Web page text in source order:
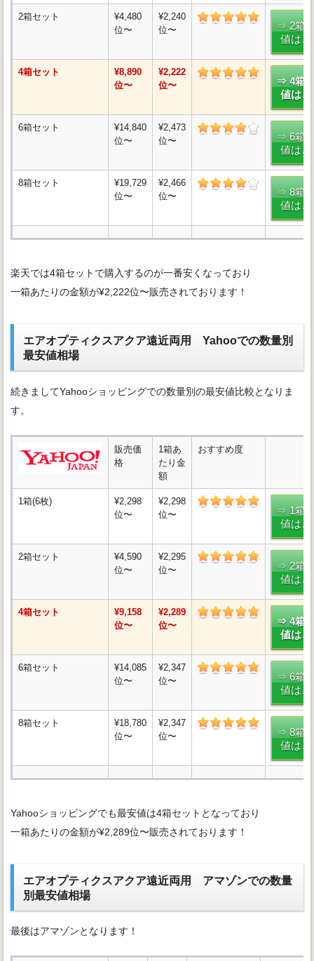
2箱セット
¥4,480
位〜
¥2,240
位〜
⇒ 2箱
値はこ
4箱セット
¥8,890
位〜
¥2,222
位〜
⇒ 4箱
値はこ
6箱セット
¥14,840
位〜
¥2,473
位〜
⇒ 6箱
値はこ
8箱セット
¥19,729
位〜
¥2,466
位〜
⇒ 8箱
値はこ
楽天では4箱セットで購入するのが一番安くなっており
一箱あたりの金額が¥2,222位〜販売されております！
エアオプティクスアクア遠近両用 Yahooでの数量別
最安値相場
続きましてYahooショッピングでの数量別の最安値比較となりま
す。
販売価
格
1箱あ
たり金
額
おすすめ度
1箱(6枚)
¥2,298
位〜
¥2,298
位〜
⇒ 1箱
値はこ
2箱セット
¥4,590
位〜
¥2,295
位〜
⇒ 2箱
値はこ
4箱セット
¥9,158
位〜
¥2,289
位〜
⇒ 4箱
値はこ
6箱セット
¥14,085
位〜
¥2,347
位〜
⇒ 6箱
値はこ
8箱セット
¥18,780
位〜
¥2,347
位〜
⇒ 8箱
値はこ
Yahooショッピングでも最安値は4箱セットとなっており
一箱あたりの金額が¥2,289位〜販売されております！
エアオプティクスアクア遠近両用 アマゾンでの数量
別最安値相場
最後はアマゾンとなります！